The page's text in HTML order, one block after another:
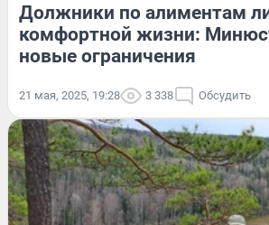
Должники по алиментам
комфортной жизни:
новые ограничения
21 мая, 2025, 19:28 3 338 Обсудить